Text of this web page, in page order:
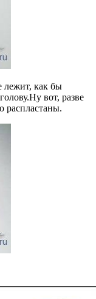
лежит, как бы
вот, разве
распластаны.